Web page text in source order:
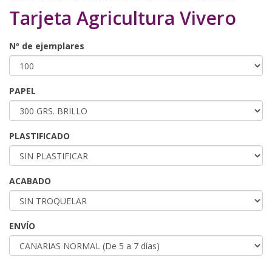
Tarjeta Agricultura Vivero
Nº de ejemplares
PAPEL
PLASTIFICADO
ACABADO
ENVÍO